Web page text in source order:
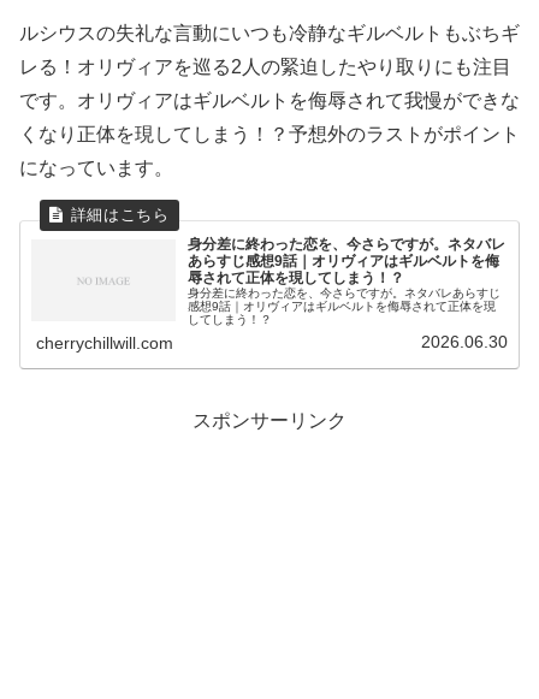
ルシウスの失礼な言動にいつも冷静なギルベルトもぶちギ
レる！オリヴィアを巡る2人の緊迫したやり取りにも注目
です。オリヴィアはギルベルトを侮辱されて我慢ができな
くなり正体を現してしまう！？予想外のラストがポイント
になっています。
身分差に終わった恋を、今さらですが。ネタバレ
あらすじ感想9話｜オリヴィアはギルベルトを侮
辱されて正体を現してしまう！？
身分差に終わった恋を、今さらですが。ネタバレあらすじ
感想9話｜オリヴィアはギルベルトを侮辱されて正体を現
してしまう！？
cherrychillwill.com 2026.06.30
スポンサーリンク